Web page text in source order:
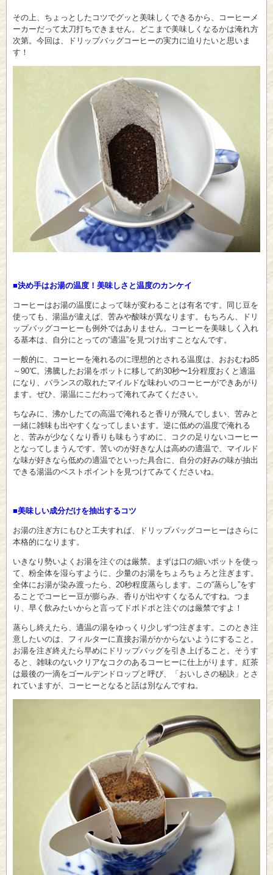
その上、ちょっとしたコツでグッと美味しくできるから、コーヒーメ
ーカーだって太刀打ちできません。どこまで美味しくなるかは淹れ方
次第。今回は、ドリップバッグコーヒーの実力に迫りたいと思いま
す！
■決め手はお湯の温度！美味しさと温度のカンケイ
コーヒーはお湯の温度によって味が変わることは有名です。同じ豆を
使っても、湯温が違えば、苦みや酸味が異なります。もちろん、ドリ
ップバッグコーヒーも例外ではありません。コーヒーを美味しく入れ
る基本は、自分にとっての“適温”を見つけ出すことなんです。
一般的に、コーヒーを淹れるのに理想的とされる温度は、おおむね85
～90℃。沸騰したお湯をポットに移して約30秒〜1分程度おくと適温
になり、バランスの取れたマイルドな味わいのコーヒーができあがり
ます。ぜひ、湯温にこだわって淹れてみてください。
ちなみに、沸かしたての高温で淹れると香りが飛んでしまい、苦みと
一緒に雑味も出やすくなってしまいます。逆に低めの温度で淹れる
と、苦みが少なくなり香りも味もうすめに、コクの足りないコーヒー
となってしまうんです。苦いのが好きな人は高めの適温で、マイルド
な味が好きなら低めの適温でといった具合に、自分の好みの味が抽出
できる湯温のベストポイントを見つけてみてくださいね。
■美味しい成分だけを抽出するコツ
お湯の注ぎ方にもひと工夫すれば、ドリップバッグコーヒーはさらに
本格的になります。
いきなり勢いよくお湯を注ぐのは厳禁。まずは口の細いポットを使っ
て、粉全体を湿らすように、少量のお湯をちょろちょろと注ぎます。
全体にお湯が染み渡ったら、20秒程度蒸らします。この“蒸らし”をす
ることでコーヒー豆が膨らみ、香りが出やすくなるんですね。つま
り、早く飲みたいからと言ってドボドボと注ぐのは厳禁ですよ！
蒸らし終えたら、適温の湯をゆっくり少しずつ注ぎます。このとき注
意したいのは、フィルターに直接お湯がかからないようにすること。
お湯を注ぎ終えたら早めにドリップバッグを引き上げること。そうす
ると、雑味のないクリアなコクのあるコーヒーに仕上がります。紅茶
は最後の一滴をゴールデンドロップと呼び、「おいしさの秘訣」とさ
れていますが、コーヒーとなると話は別なんですね。